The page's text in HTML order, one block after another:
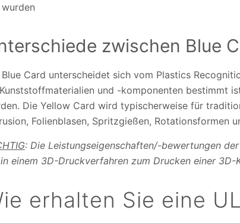
wurden
zwischen Blue
Blue Card unterscheidet sich vom Plastics
und -komponenten bestimmt
Die Yellow Card wird typischerweise für
Folienblasen, Spritzgießen, Rotationsformen
: Die Leistungseigenschaften/-bewertungen
einem 3D-Druckverfahren zum Drucken einer
erhalten Sie eine